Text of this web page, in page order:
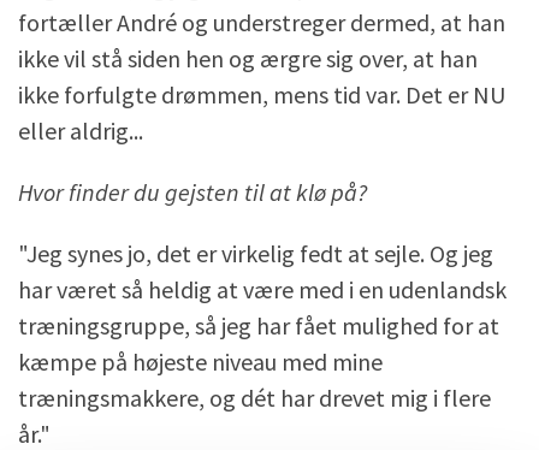
fortæller André og understreger dermed, at han
ikke vil stå siden hen og ærgre sig over, at han
ikke forfulgte drømmen, mens tid var. Det er NU
eller aldrig...
Hvor finder du gejsten til at klø på?
"Jeg synes jo, det er virkelig fedt at sejle. Og jeg
har været så heldig at være med i en udenlandsk
træningsgruppe, så jeg har fået mulighed for at
kæmpe på højeste niveau med mine
træningsmakkere, og dét har drevet mig i flere
år."